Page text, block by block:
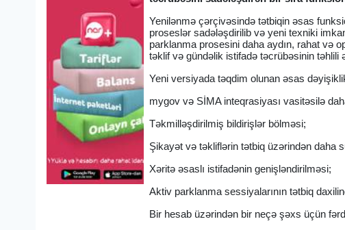
Yenilənmə çərçivəsində tətbiqin əsas
proseslər sadələşdirilib və yeni texniki
parklanma prosesini daha aydın, rahat və
təklif və gündəlik istifadə təcrübəsinin təhlili
Yeni versiyada təqdim olunan əsas
mygov və SİMA inteqrasiyası vasitəsilə
Təkmilləşdirilmiş bildirişlər bölməsi;
Şikayət və təkliflərin tətbiq üzərindən daha
Xəritə əsaslı istifadənin genişləndirilməsi;
Aktiv parklanma sessiyalarının tətbiq
Bir hesab üzərindən bir neçə şəxs üçün